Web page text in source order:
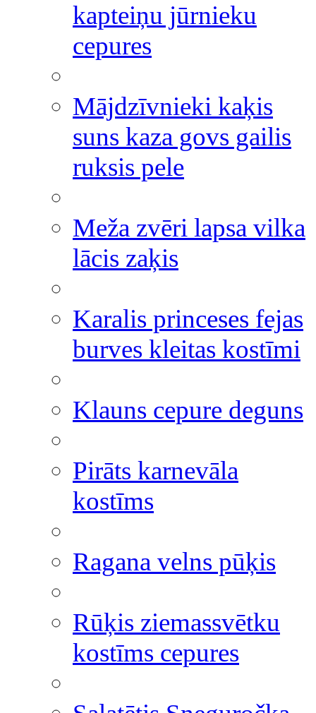
kapteiņu jūrnieku
cepures
Mājdzīvnieki kaķis
suns kaza govs gailis
ruksis pele
Meža zvēri lapsa vilka
lācis zaķis
Karalis princeses fejas
burves kleitas kostīmi
Klauns cepure deguns
Pirāts karnevāla
kostīms
Ragana velns pūķis
Rūķis ziemassvētku
kostīms cepures